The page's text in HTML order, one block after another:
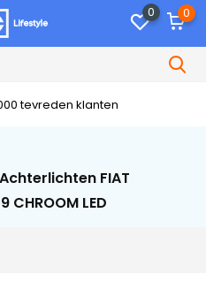
0 0
tevreden klanten
FIAT
CHROOM LED